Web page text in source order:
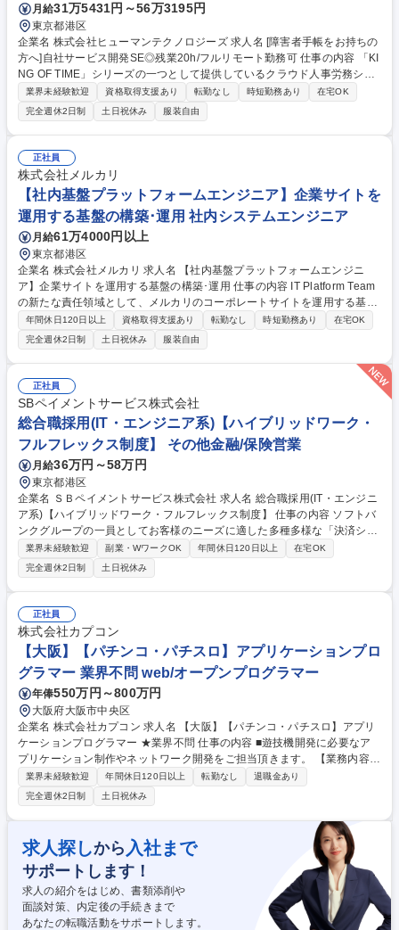
月給31万5431円～56万3195円
東京都港区
企業名 株式会社ヒューマンテクノロジーズ 求人名 [障害者手帳をお持ちの
方へ]自社サービス開発SE◎残業20h/フルリモート勤務可 仕事の内容 「KI
NG OF TIME」シリーズの一つとして提供しているクラウド人事労務シス
テム「KING OF TIME 人事労務」の要求事項から開発要件への落とし込み/
社内調整/開発業務等,上流工程をメインで担当いただきます！ 【詳細】■
当社開発案件の要求事項から開発要件へ落とし込む工程(開発要件の作成
は英語で行います) ■要件に対する開発チームとの調整/Q&A対応 ■機能追
加案件のバックエンド・フロントエンド開発 ■カスタマーサポートからの
技術的な問い合わせへの回答 ■他メンバーが開発した機能のテスト・品質
保証 ■開発要望を分析し,開発仕様を策定 ■開発仕様書の日本語版と英語版
の用意 ■海外エンジニアと協力して開発作業 募集職種 [障害者手帳をお持
ちの方へ]自社サービス開発SE◎残業20h/フルリモート勤務可
業界未経験歓迎 資格取得支援あり 転勤なし 時短勤務あり
在宅OK
完全週休2日制
土日祝休み 服装自由
正社員
株式会社メルカリ
【社内基盤プラットフォームエンジニア】企業サイトを
運用する基盤の構築･運用 社内システムエンジニア
月給61万4000円以上
東京都港区
企業名 株式会社メルカリ 求人名 【社内基盤プラットフォームエンジニ
ア】企業サイトを運用する基盤の構築･運用 仕事の内容 IT Platform Team
の新たな責任領域として、メルカリのコーポレートサイトを運用する基盤
の構築・運用責任者を担っていただきます。現状はベンダーに大きく依存
した運用となっており、Webサイトを取り巻く セキュリティ脅威が高度
化する中、ブランド資産を守るための運用内製化とセキュアな体制構築が
急務となっています。 ■メルカリのコーポレートサイトのインフラ運用・
保守 ■Webサイト構築・更新に関わるリポジトリ運用・CI/CD・デプロイ
の社内標準を策定し、社内・外部制作会社に展開 （その他労働条件の備
考）へ続く 募集職種 【社内基盤プラットフォームエンジニア】企業サイ
トを運用する基盤の構築･運用
年間休日120日以上 資格取得支援あり 転勤なし 時短勤務あり
在宅OK
完全週休2日制
土日祝休み 服装自由
正社員
SBペイメントサービス株式会社
総合職採用(IT・エンジニア系)【ハイブリッドワーク・
フルフレックス制度】 その他金融/保険営業
月給36万円～58万円
東京都港区
企業名 ＳＢペイメントサービス株式会社 求人名 総合職採用(IT・エンジニ
ア系)【ハイブリッドワーク・フルフレックス制度】 仕事の内容 ソフトバ
ンクグループの一員としてお客様のニーズに適した多種多様な「決済シス
テム」を提案する当社にて、総合職採用としてまずはIT・エンジニア系の
業務に従事していただきます。 【担当部署、業務例】 ■プロジェクト管
理、ベンダーコントロール ■決済業務システムの開発 ■決済業務システム
の運用設計、運用保守 SBグループのシナジーを活かした事業戦略を取っ
ており、生成AI・RPAなど最新のテクノロジーを採用したエンジニアリン
グが可能です。 募集職種 総合職採用(IT・エンジニア系)【ハイブリッドワ
ーク・フルフレックス制度】
業界未経験歓迎 副業・WワークOK 年間休日120日以上
在宅OK
完全週休2日制
土日祝休み
正社員
株式会社カプコン
【大阪】【パチンコ・パチスロ】アプリケーションプロ
グラマー 業界不問 web/オープンプログラマー
年俸550万円～800万円
大阪府大阪市中央区
企業名 株式会社カプコン 求人名 【大阪】【パチンコ・パチスロ】アプリ
ケーションプログラマー ★業界不問 仕事の内容 ■遊技機開発に必要なア
プリケーション制作やネットワーク開発をご担当頂きます。 【業務内容詳
細】 ・Windowsアプリケーション開発：パチスロ機開発支援アプリケー
ションの提案、設計、開発、管理 ・ネットワーク開発：部内向けWEBア
プリケーションなどの設計、開発、管理（CI/CD含む） ・その他開発、運
用サポート：アプリケーション導入サポート、プロジェクト開発サポー
ト、問題課題に対する対応・解決支援 募集職種 【大阪】【パチンコ・パ
チスロ】アプリケーションプログラマー ★業界不問
業界未経験歓迎 年間休日120日以上 転勤なし
退職金あり
完全週休2日制
土日祝休み
求人探しから 入社まで
サポートします！
求人の紹介をはじめ、書類添削や
面談対策、内定後の手続きまで
あなたの転職活動をサポートします。